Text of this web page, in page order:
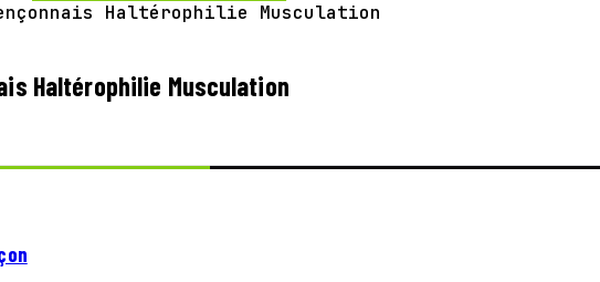
Haltérophilie Musculation
Haltérophilie Musculation